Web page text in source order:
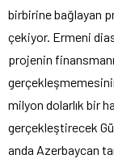
birbirine bağlayan
çekiyor. Ermeni
projenin
milyon dolarlık bir
gerçekleştirecek
anda Azerbaycan